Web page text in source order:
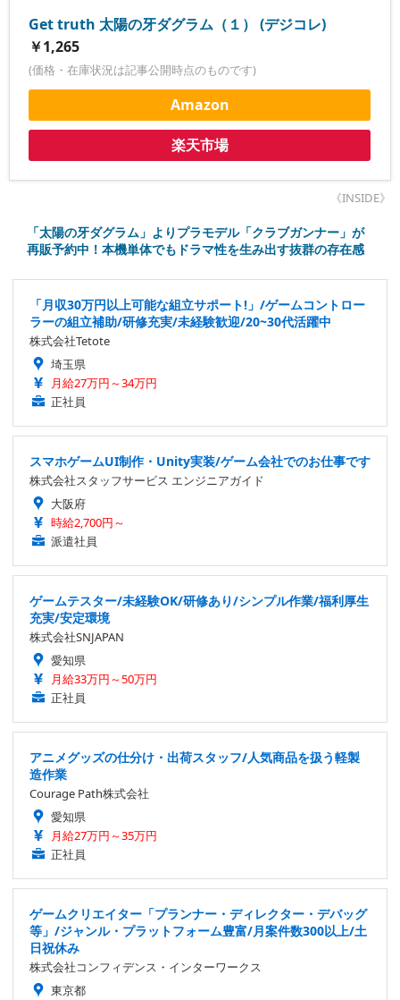
Get truth 太陽の牙ダグラム（１） (デジコレ)
￥1,265
(価格・在庫状況は記事公開時点のものです)
Amazon
楽天市場
《INSIDE》
「太陽の牙ダグラム」よりプラモデル「クラブガンナー」が
再販予約中！本機単体でもドラマ性を生み出す抜群の存在感
「月収30万円以上可能な組立サポート!」/ゲームコントロー
ラーの組立補助/研修充実/未経験歓迎/20~30代活躍中
株式会社Tetote
埼玉県
月給27万円～34万円
正社員
スマホゲームUI制作・Unity実装/ゲーム会社でのお仕事です
株式会社スタッフサービス エンジニアガイド
大阪府
時給2,700円～
派遣社員
ゲームテスター/未経験OK/研修あり/シンプル作業/福利厚生
充実/安定環境
株式会社SNJAPAN
愛知県
月給33万円～50万円
正社員
アニメグッズの仕分け・出荷スタッフ/人気商品を扱う軽製
造作業
Courage Path株式会社
愛知県
月給27万円～35万円
正社員
ゲームクリエイター「プランナー・ディレクター・デバッグ
等」/ジャンル・プラットフォーム豊富/月案件数300以上/土
日祝休み
株式会社コンフィデンス・インターワークス
東京都